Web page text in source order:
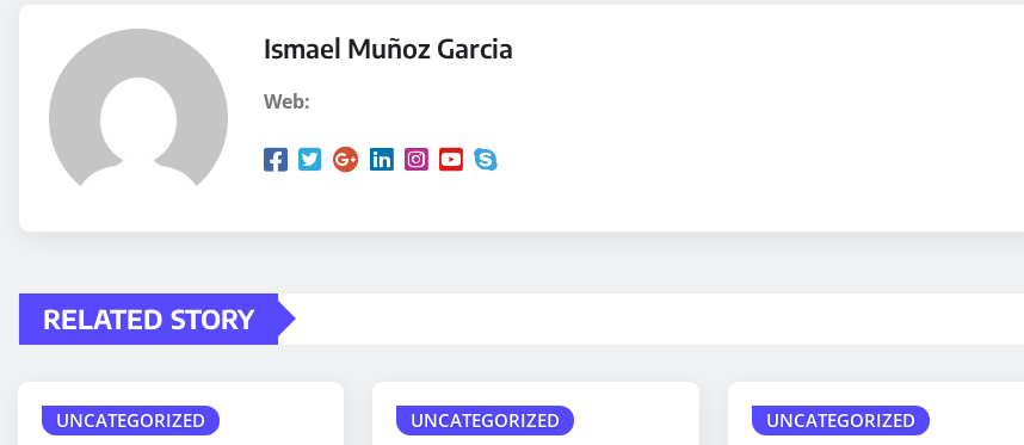
Ismael Muñoz Garcia
Web:
RELATED STORY
UNCATEGORIZED UNCATEGORIZED UNCATEGORIZED